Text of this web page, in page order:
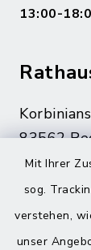
Mit Ihrer
sog.
verstehen,
unser
13:00-
83562